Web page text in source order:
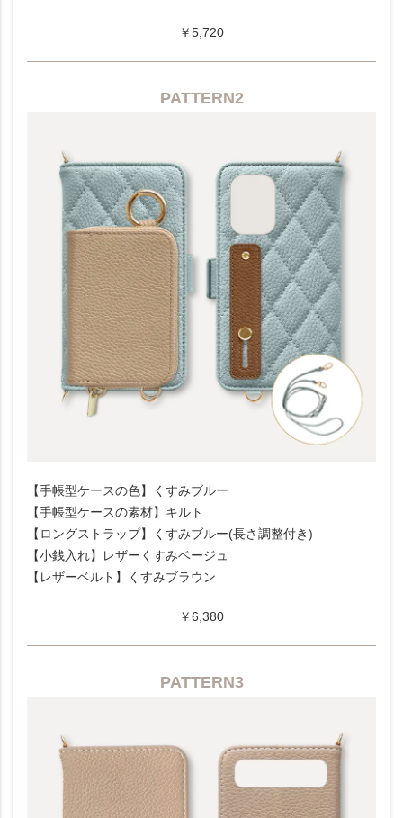
￥5,720
PATTERN2
【手帳型ケースの色】くすみブルー
【手帳型ケースの素材】キルト
【ロングストラップ】くすみブルー(長さ調整付き)
【小銭入れ】レザーくすみベージュ
【レザーベルト】くすみブラウン
￥6,380
PATTERN3